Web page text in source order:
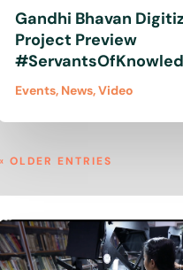
Gandhi Bhavan
Project Preview
Events, News,Video
OLDER ENTRIES